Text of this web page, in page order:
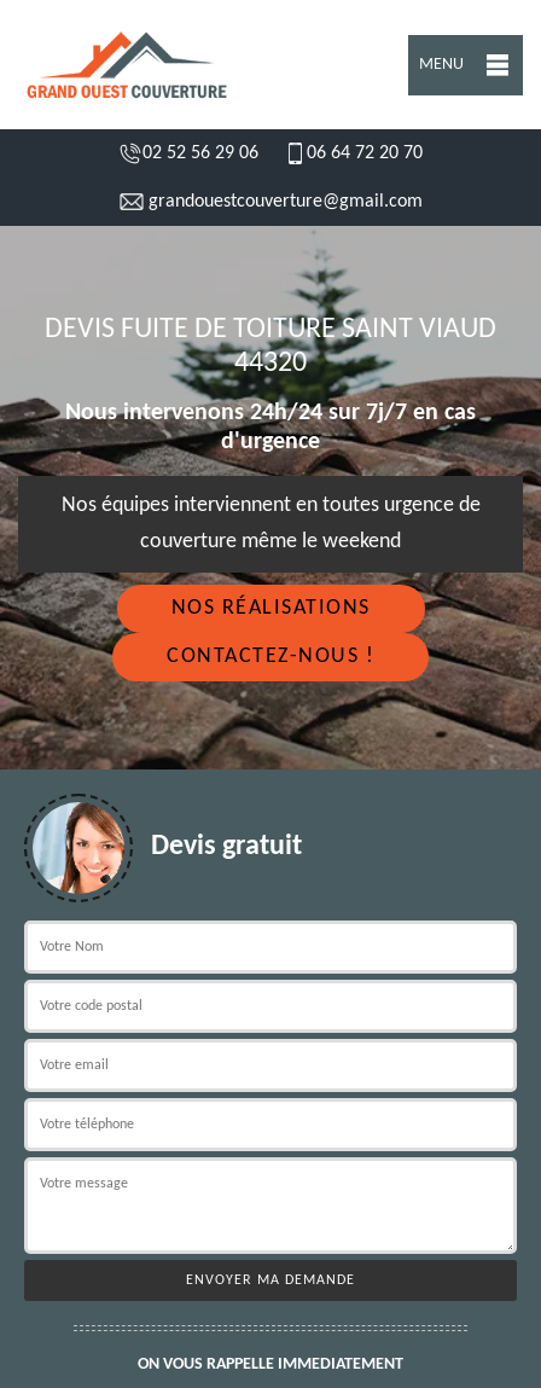
MENU
02 52 56 29 06 06 64 72 20 70
grandouestcouverture@gmail.com
DEVIS FUITE DE TOITURE SAINT VIAUD
44320
Nous intervenons 24h/24 sur 7j/7 en cas
d'urgence
Nos équipes interviennent en toutes urgence de
couverture même le weekend
NOS RÉALISATIONS
CONTACTEZ-NOUS !
Devis gratuit
ON VOUS RAPPELLE IMMEDIATEMENT